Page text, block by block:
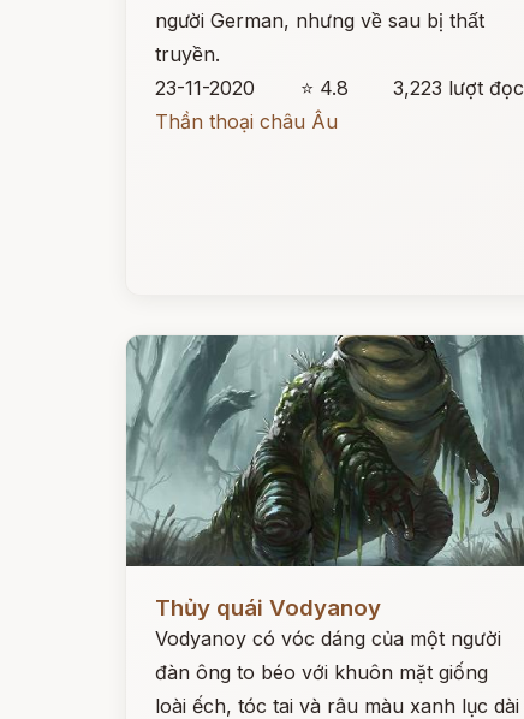
người German, nhưng về sau bị thất
truyền.
23-11-2020
⭐ 4.8
3,223 lượt đọc
Thần thoại châu Âu
Thủy quái Vodyanoy
Vodyanoy có vóc dáng của một người
đàn ông to béo với khuôn mặt giống
loài ếch, tóc tai và râu màu xanh lục dài